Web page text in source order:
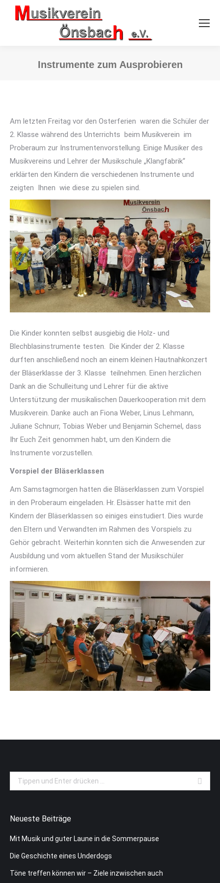
Instrumente zum Ausprobieren
Am letzten Freitag vor den Osterferien waren die Schüler der
2. Klasse während des Unterrichts beim Musikverein im
Proberaum zur Instrumentenvorstellung. Einige Musiker des
Musikvereins und Lehrer der Musikschule „Klangfabrik“
erklärten den Kindern die verschiedenen Instrumente und
zeigten Ihnen wie diese zu spielen sind.
Die Kinder konnten selbst ausgiebig die Holz- und
Blechblasinstrumente testen. Die Kinder der 2. Klasse
durften anschließend noch an einem kleinen Hautnahkonzert
der Bläserklasse der 3. Klasse teilnehmen. Einen herzlichen
Dank an die Schulleitung und Lehrer für die aktive
Unterstützung der musikalischen Dauerkooperation mit dem
Musikverein. Danke auch an Fiona Weber, Linus Lehmann,
Juliane Schnurr, Tobias Weber und Benjamin Schemel, dass
Ihr Euch Zeit genommen habt, um den Kindern die
Instrumente vorzustellen.
Vorspiel der Bläserklassen
Am Samstagmorgen hatten die Bläserklassen zum Vorspiel
in den Proberaum eingeladen. Hr. Elsässer hatte mit den
Kindern der Bläserklassen so einiges einstudiert. Dies wurde
den Eltern und Verwandten im Rahmen des Vorspiels zu
Gehör gebracht. Weiterhin konnten sich die Anwesenden zur
Ausbildung und vom aktuellen Stand der Musikschüler
informieren.
Search:
Neueste Beiträge
Mit Musik und guter Laune in die Sommerpause
Die Geschichte eines Underdogs
Töne treffen können wir – Ziele inzwischen auch